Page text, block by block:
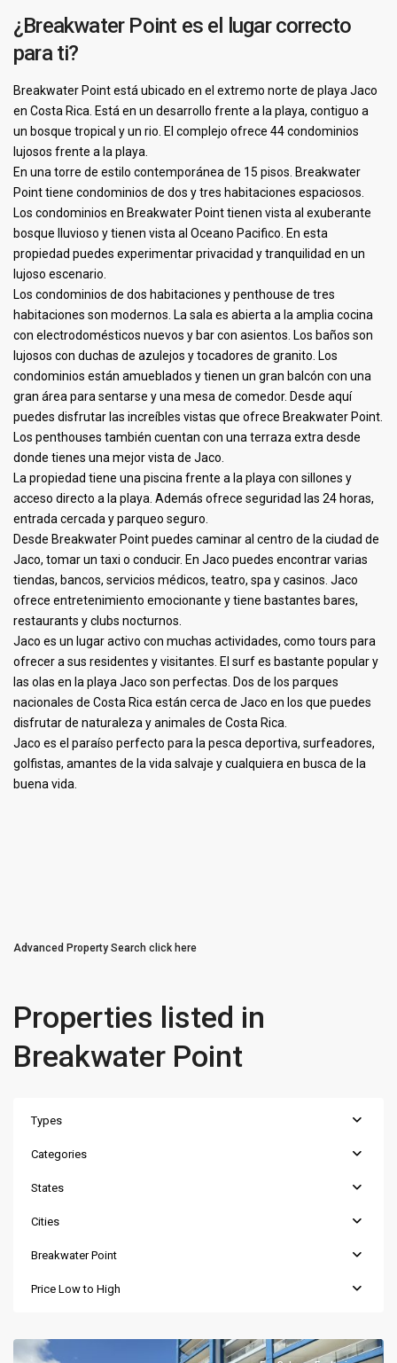
¿Breakwater Point es el lugar correcto
para ti?
Breakwater Point está ubicado en el extremo norte de playa Jaco
en Costa Rica. Está en un desarrollo frente a la playa, contiguo a
un bosque tropical y un rio. El complejo ofrece 44 condominios
lujosos frente a la playa.
En una torre de estilo contemporánea de 15 pisos. Breakwater
Point tiene condominios de dos y tres habitaciones espaciosos.
Los condominios en Breakwater Point tienen vista al exuberante
bosque lluvioso y tienen vista al Oceano Pacifico. En esta
propiedad puedes experimentar privacidad y tranquilidad en un
lujoso escenario.
Los condominios de dos habitaciones y penthouse de tres
habitaciones son modernos. La sala es abierta a la amplia cocina
con electrodomésticos nuevos y bar con asientos. Los baños son
lujosos con duchas de azulejos y tocadores de granito. Los
condominios están amueblados y tienen un gran balcón con una
gran área para sentarse y una mesa de comedor. Desde aquí
puedes disfrutar las increíbles vistas que ofrece Breakwater Point.
Los penthouses también cuentan con una terraza extra desde
donde tienes una mejor vista de Jaco.
La propiedad tiene una piscina frente a la playa con sillones y
acceso directo a la playa. Además ofrece seguridad las 24 horas,
entrada cercada y parqueo seguro.
Desde Breakwater Point puedes caminar al centro de la ciudad de
Jaco, tomar un taxi o conducir. En Jaco puedes encontrar varias
tiendas, bancos, servicios médicos, teatro, spa y casinos. Jaco
ofrece entretenimiento emocionante y tiene bastantes bares,
restaurants y clubs nocturnos.
Jaco es un lugar activo con muchas actividades, como tours para
ofrecer a sus residentes y visitantes. El surf es bastante popular y
las olas en la playa Jaco son perfectas. Dos de los parques
nacionales de Costa Rica están cerca de Jaco en los que puedes
disfrutar de naturaleza y animales de Costa Rica.
Jaco es el paraíso perfecto para la pesca deportiva, surfeadores,
golfistas, amantes de la vida salvaje y cualquiera en busca de la
buena vida.
Advanced Property Search click here
Properties listed in
Breakwater Point
Types
Categories
States
Cities
Breakwater Point
Price Low to High